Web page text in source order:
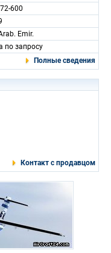
600
Emir.
по запросу
Полные сведения
Контакт с продавцом